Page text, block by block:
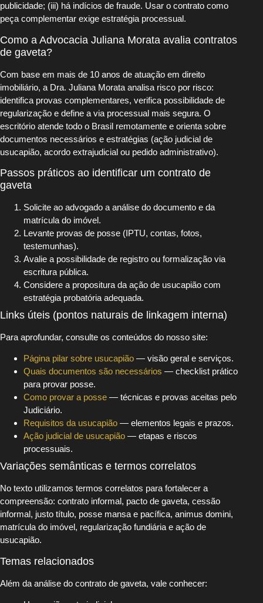
publicidade; (iii) há indícios de fraude. Usar o contrato como
peça complementar exige estratégia processual.
Como a Advocacia Juliana Morata avalia contratos
de gaveta?
Com base em mais de 10 anos de atuação em direito
imobiliário, a Dra. Juliana Morata analisa risco por risco:
identifica provas complementares, verifica possibilidade de
regularização e define a via processual mais segura. O
escritório atende todo o Brasil remotamente e orienta sobre
documentos necessários e estratégias (ação judicial de
usucapião, acordo extrajudicial ou pedido administrativo).
Passos práticos ao identificar um contrato de
gaveta
Solicite ao advogado a análise do documento e da
matrícula do imóvel.
Levante provas de posse (IPTU, contas, fotos,
testemunhas).
Avalie a possibilidade de registro ou formalização via
escritura pública.
Considere a propositura da ação de usucapião com
estratégia probatória adequada.
Links úteis (pontos naturais de linkagem interna)
Para aprofundar, consulte os conteúdos do nosso site:
Página pilar sobre usucapião — visão geral e serviços.
Quais documentos são necessários — checklist prático
para provar posse.
Como provar a posse — técnicas e provas aceitas pelo
Judiciário.
Requisitos da usucapião — elementos legais e prazos.
Ação judicial de usucapião — etapas e riscos
processuais.
Variações semânticas e termos correlatos
No texto utilizamos termos correlatos para fortalecer a
compreensão: contrato informal, pacto de gaveta, cessão
informal, justo título, posse mansa e pacífica, animus domini,
matrícula do imóvel, regularização fundiária e ação de
usucapião.
Temas relacionados
Além da análise do contrato de gaveta, vale conhecer: